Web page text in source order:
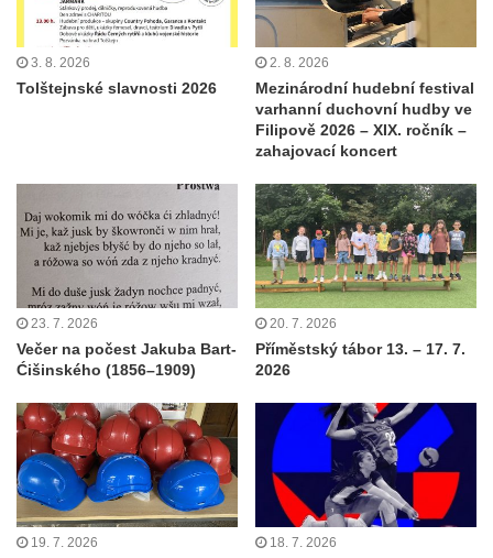
3. 8. 2026
Tolštejnské slavnosti 2026
2. 8. 2026
Mezinárodní hudební festival
varhanní duchovní hudby ve
Filipově 2026 – XIX. ročník –
zahajovací koncert
23. 7. 2026
Večer na počest Jakuba Bart-
Ćišinského (1856–1909)
20. 7. 2026
Příměstský tábor 13. – 17. 7.
2026
19. 7. 2026 18. 7. 2026